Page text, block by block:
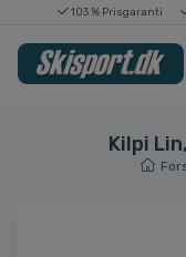
103 % Prisgaranti
Kilpi